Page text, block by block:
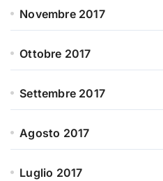
Novembre 2017
Ottobre 2017
Settembre 2017
Agosto 2017
Luglio 2017